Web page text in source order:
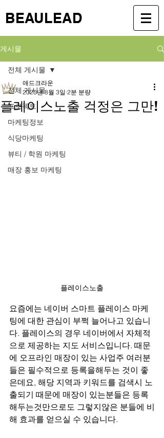
BEAULEAD
게시물
전체 게시물
프로젝트
마케팅정보
식당마케팅
뷰티 / 학원 마케팅
매장 홍보 마케팅
전체 게시물
플레이스노출 걱정은 그만!
애드크라운
2020년 8월 3일 2분 분량
플레이스노출
요즘에는 네이버 스마트 플레이스 마케
팅에 대한 관심이 부쩍 늘어나고 있습니
다. 플레이스의 경우 네이버에서 자체적
으로 제공하는 지도 서비스입니다. 때문
에 오프라인 매장이 있는 사업주 여러분
들은 필수적으로 등록을해두는 것이 좋
은데요, 해당 지역과 키워드를 검색시 노
출되기 때문에 매장이 있는분들은 등록
해두는것만으로도 그렇지않은 분들에 비
해 효과를 얻으실 수 있습니다.